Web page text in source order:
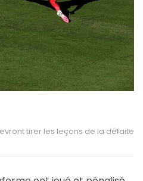
tirer les leçons de la défaite